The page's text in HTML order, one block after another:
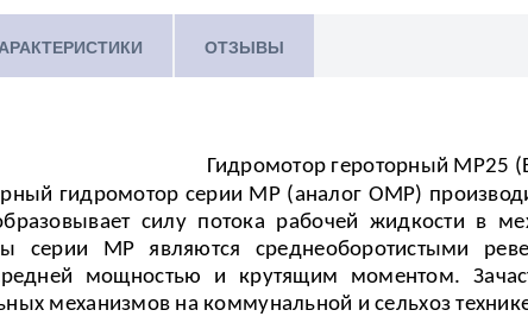
ОТЗЫВЫ
Гидромотор героторный МP25
гидромотор серии MP (аналог OMP)
силу потока рабочей жидкости в
серии MP являются среднеоборотистыми
мощностью и крутящим моментом.
механизмов на коммунальной и сельхоз